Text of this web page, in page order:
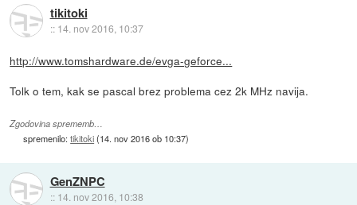
tikitoki
:: 14. nov 2016, 10:37
http://www.tomshardware.de/evga-geforce...
Tolk o tem, kak se pascal brez problema cez 2k MHz navija.
Zgodovina sprememb…
spremenilo:tikitoki(14. nov 2016 ob 10:37)
GenZNPC
:: 14. nov 2016, 10:38